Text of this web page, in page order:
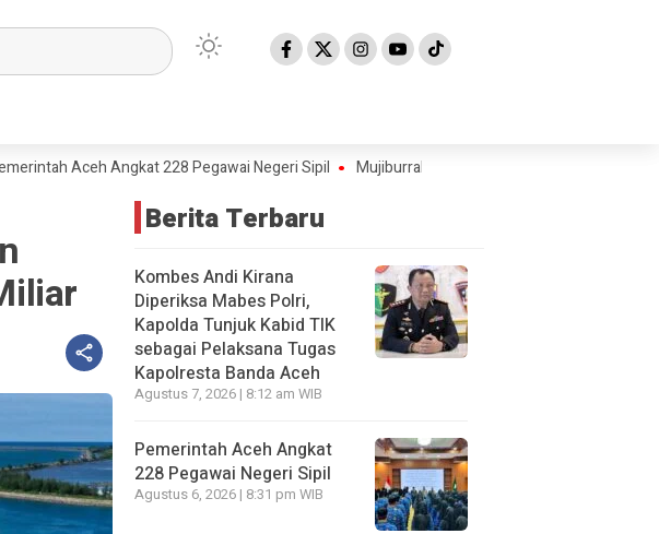
Aceh Angkat 228 Pegawai Negeri Sipil Mujiburrahman Kembali Dilantik sebagai Rektor
Berita Terbaru
Kombes Andi Kirana
Diperiksa Mabes Polri,
Kapolda Tunjuk Kabid TIK
sebagai Pelaksana Tugas
Kapolresta Banda Aceh
Agustus 7, 2026 | 8:12 am WIB
Pemerintah Aceh Angkat
228 Pegawai Negeri Sipil
Agustus 6, 2026 | 8:31 pm WIB